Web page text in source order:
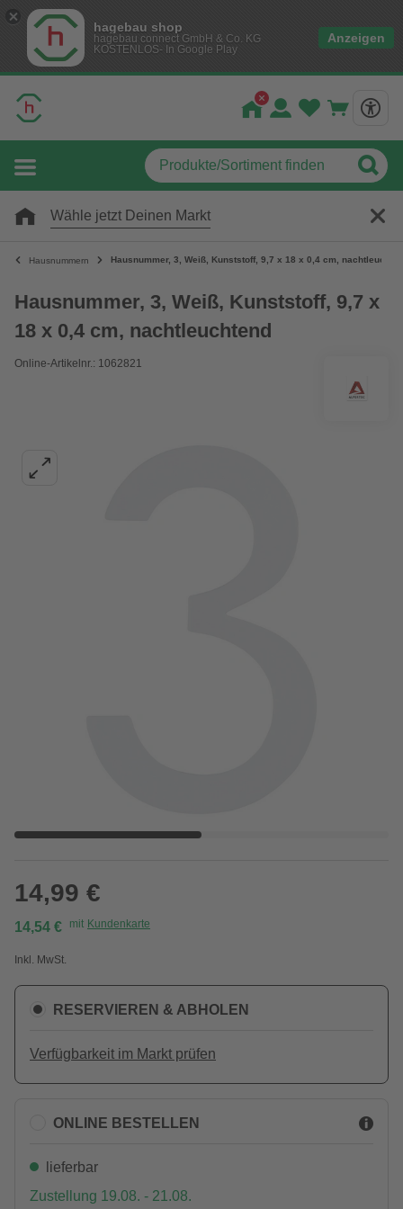
hagebau shop
hagebau connect GmbH & Co. KG
KOSTENLOS- In Google Play
Anzeigen
Wähle jetzt Deinen Markt
Hausnummern Hausnummer, 3, Weiß, Kunststoff, 9,7 x 18 x 0,4 cm,
Hausnummer, 3, Weiß, Kunststoff, 9,7 x
18 x 0,4 cm, nachtleuchtend
Online-Artikelnr.: 1062821
14,99 €
14,54 € mit Kundenkarte
Inkl. MwSt.
RESERVIEREN & ABHOLEN
Verfügbarkeit im Markt prüfen
ONLINE BESTELLEN
lieferbar
Zustellung 19.08. - 21.08.